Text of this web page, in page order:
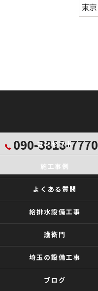
東京
090-3818-7770
コンセプト
施工事例
よくある質問
給排水設備工事
護衛門
埼玉の設備工事
ブログ